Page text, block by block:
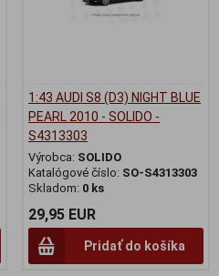
1:43 AUDI S8 (D3) NIGHT BLUE
PEARL 2010 - SOLIDO -
S4313303
Výrobca: SOLIDO
Katalógové číslo: SO-S4313303
Skladom: 0 ks
29,95 EUR
Pridať do košíka